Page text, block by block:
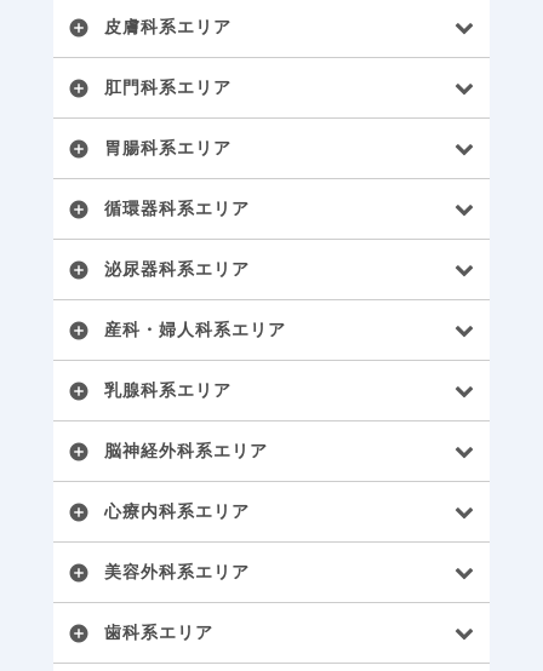
add_circle 皮膚科系エリア
add_circle 肛門科系エリア
add_circle 胃腸科系エリア
add_circle 循環器科系エリア
add_circle 泌尿器科系エリア
add_circle 産科・婦人科系エリア
add_circle 乳腺科系エリア
add_circle 脳神経外科系エリア
add_circle 心療内科系エリア
add_circle 美容外科系エリア
add_circle 歯科系エリア